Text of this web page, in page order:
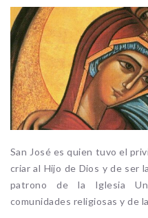
San José es quien tuvo el
criar al Hijo de Dios y de ser
patrono de la Iglesia
comunidades religiosas y de